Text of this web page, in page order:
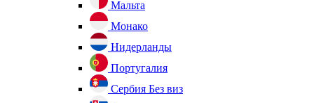
Мальта
Монако
Нидерланды
Португалия
Сербия Без виз